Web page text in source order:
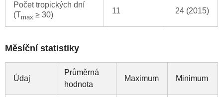
Počet tropických dní
(Tmax ≥ 30) 11 24 (2015)
Měsíční statistiky
Údaj
Průměrná
hodnota
Maximum Minimum